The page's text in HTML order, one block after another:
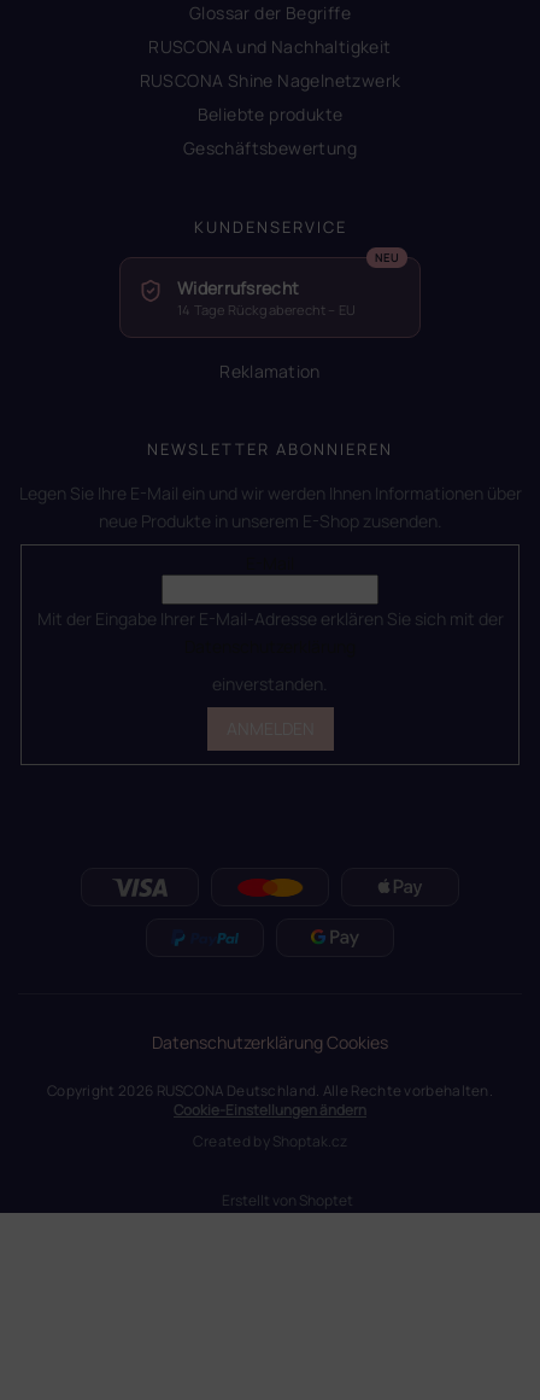
Glossar der Begriffe
RUSCONA und Nachhaltigkeit
RUSCONA Shine Nagelnetzwerk
Beliebte produkte
Geschäftsbewertung
KUNDENSERVICE
Widerrufsrecht
14 Tage Rückgaberecht – EU
Reklamation
NEWSLETTER ABONNIEREN
Legen Sie Ihre E-Mail ein und wir werden Ihnen Informationen über
neue Produkte in unserem E-Shop zusenden.
Mit der Eingabe Ihrer E-Mail-Adresse erklären Sie sich mit der
einverstanden.
DatenschutzerklärungCookies
Erstellt von Shoptet
Copyright 2026 RUSCONA Deutschland. Alle Rechte vorbehalten.
Cookie-Einstellungen ändern
Created byShoptak.cz